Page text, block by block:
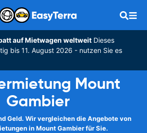
auf Mietwagen weltweitDieses
bis 11. August 2026 - nutzen Sie es
Mount
Gambier
Geld. Wir vergleichen die Angebote von
in Mount Gambier für Sie.